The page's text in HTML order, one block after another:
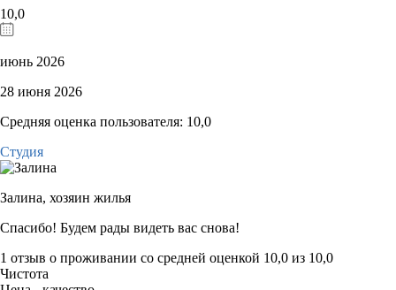
10,0
июнь 2026
28 июня 2026
Средняя оценка пользователя: 10,0
Студия
Залина, хозяин жилья
Спасибо! Будем рады видеть вас снова!
1 отзыв о проживании со средней оценкой 10,0 из 10,0
Чистота